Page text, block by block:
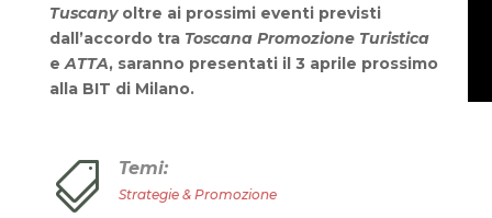
Tuscanyoltre ai prossimi eventi previsti
dall’accordo tra Toscana Promozione Turistica
eATTA, saranno presentati il 3 aprile prossimo
alla BIT di Milano.
 Temi:
Strategie & Promozione